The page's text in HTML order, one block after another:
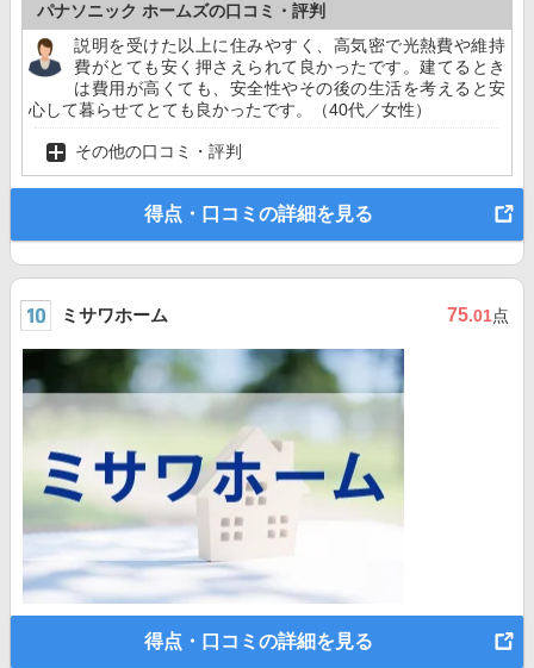
パナソニック ホームズの口コミ・評判
説明を受けた以上に住みやすく、高気密で光熱費や維持
費がとても安く押さえられて良かったです。建てるとき
は費用が高くても、安全性やその後の生活を考えると安
心して暮らせてとても良かったです。（40代／女性）
その他の口コミ・評判
得点・口コミの詳細を見る
ミサワホーム 75.01点
得点・口コミの詳細を見る